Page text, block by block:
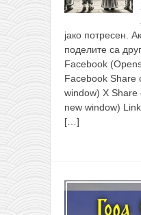
јако потресен.
поделите са
Facebook
Facebook Share
window) X
new window)
[…]